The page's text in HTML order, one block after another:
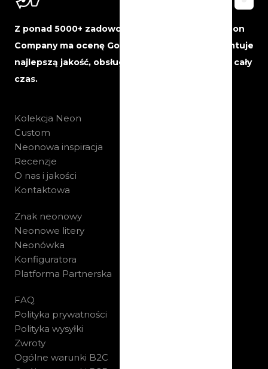
Z ponad 5000+ zadowolonych klientów, The Neon
Company ma ocenę Google 5 gwiazdek i gwarantuje
najlepszą jakość, obsługę i niezawodność przez cały
czas.
Kolekcja Neon
Custom
Neonowa inspiracja
Recenzje
O nas i jakości
Kontaktowa
Znak neonowy
Neonowe litery
Neonówka
Konfiguratora
Platforma Partnerska
FAQ
Polityka prywatności
Polityka wysyłki
Zwroty
Ogólne warunki B2C